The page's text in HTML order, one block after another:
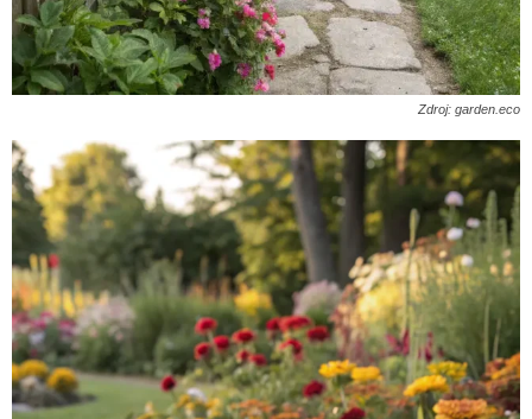
Zdroj: garden.eco